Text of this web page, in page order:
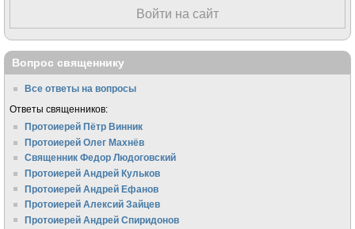
Войти на сайт
Вопрос священнику
Все ответы на вопросы
Ответы священников:
Протоиерей Пётр Винник
Протоиерей Олег Махнёв
Священник Федор Людоговский
Протоиерей Андрей Кульков
Протоиерей Андрей Ефанов
Протоиерей Алексий Зайцев
Протоиерей Андрей Спиридонов